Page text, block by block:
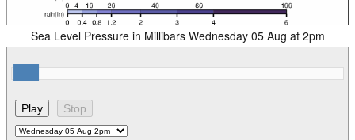
Sea Level Pressure in Millibars Wednesday 05 Aug at 2pm